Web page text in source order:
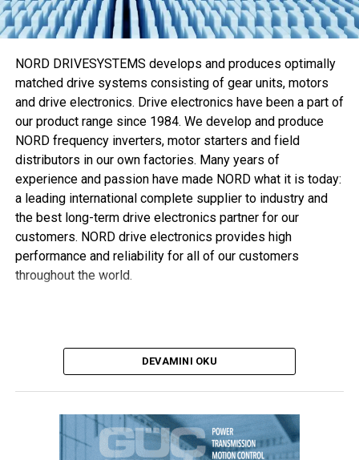
Eaton’ın özel üretim Walterscheid M-R7 makinesi sızıntı
riski kadarWalring plus kurulumu için gerekli zamanı ve
boru şekillendirme süreçlerini otomatikleştirerek optimum
sistem performansı sağlamaya
, aynı zamanda gerekli tork ve dönüşü azaltmaya yardımcı
olur.
Kuenstel “Söz konusu kurulum davranışı ve performans
olduğundaWalring plusikisini de karşılıyor,” diye ekliyor.
“Günümüzde müşteriler daha hafif ve kompakt ekipman
tercih ediyor, bu yüzden daha fazla mekanik mukavemeti
olan ince çeperli borular hidrolik uygulamalarda giderek
popülerlik kazanıyor. Optimize edilmiş kesme kenarı
artırıp akış oranlarını azaltan ilave bileziğe ihtiyaç
duyulmadan ince çeperli boruların güvenli kurulumunu
sağlar.”
NORD DRIVESYSTEMS develops and produces optimally
matched drive systems consisting of gear units, motors
and drive electronics. Drive electronics have been a part of
our product range since 1984. We develop and produce
NORD frequency inverters, motor starters and field
distributors in our own factories. Many years of
experience and passion have made NORD what it is today:
a leading international complete supplier to industry and
the best long-term drive electronics partner for our
customers. NORD drive electronics provides high
performance and reliability for all of our customers
throughout the world.
DEVAMINI OKU